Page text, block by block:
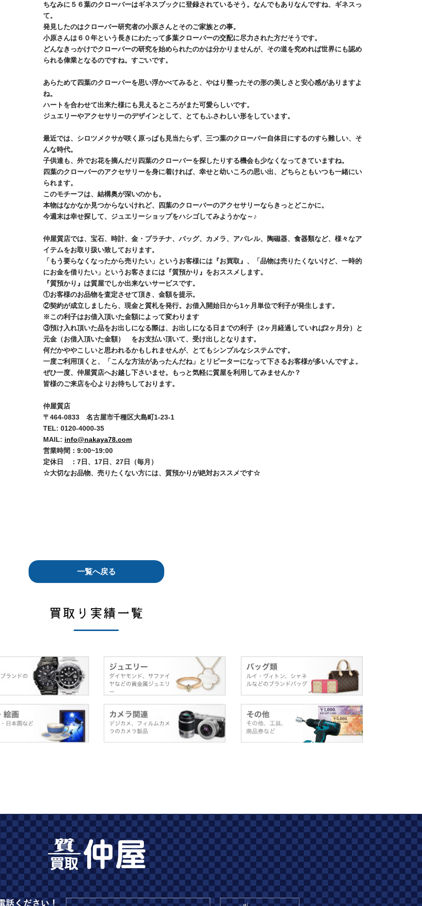
ちなみに５６葉のクローバーはギネスブックに登録されているそう。なんでもありなんですね、ギネスっ
て。
発見したのはクローバー研究者の小原さんとそのご家族との事。
小原さんは６０年という長きにわたって多葉クローバーの交配に尽力された方だそうです。
どんなきっかけでクローバーの研究を始められたのかは分かりませんが、その道を究めれば世界にも認め
られる偉業となるのですね。すごいです。
あらためて四葉のクローバーを思い浮かべてみると、やはり整ったその形の美しさと安心感がありますよ
ね。
ハートを合わせて出来た様にも見えるところがまた可愛らしいです。
ジュエリーやアクセサリーのデザインとして、とてもふさわしい形をしています。
最近では、シロツメクサが咲く原っぱも見当たらず、三つ葉のクローバー自体目にするのすら難しい、そ
んな時代。
子供達も、外でお花を摘んだり四葉のクローバーを探したりする機会も少なくなってきていますね。
四葉のクローバーのアクセサリーを身に着ければ、幸せと幼いころの思い出、どちらともいつも一緒にい
られます。
このモチーフは、結構奥が深いのかも。
本物はなかなか見つからないけれど、四葉のクローバーのアクセサリーならきっとどこかに。
今週末は幸せ探して、ジュエリーショップをハシゴしてみようかな～♪
仲屋質店では、宝石、時計、金・プラチナ、バッグ、カメラ、アパレル、陶磁器、食器類など、様々なア
イテムをお取り扱い致しております。
「もう要らなくなったから売りたい」というお客様には『お買取』、「品物は売りたくないけど、一時的
にお金を借りたい」というお客さまには『質預かり』をおススメします。
『質預かり』は質屋でしか出来ないサービスです。
①お客様のお品物を査定させて頂き、金額を提示。
②契約が成立しましたら、現金と質札を発行。お借入開始日から1ヶ月単位で利子が発生します。
※この利子はお借入頂いた金額によって変わります
③預け入れ頂いた品をお出しになる際は、お出しになる日までの利子（2ヶ月経過していれば2ヶ月分）と
元金（お借入頂いた金額） をお支払い頂いて、受け出しとなります。
何だかややこしいと思われるかもしれませんが、とてもシンプルなシステムです。
一度ご利用頂くと、「こんな方法があったんだね」とリピーターになって下さるお客様が多いんですよ。
ぜひ一度、仲屋質店へお越し下さいませ。もっと気軽に質屋を利用してみませんか？
皆様のご来店を心よりお待ちしております。
仲屋質店
〒464-0833 名古屋市千種区大島町1-23-1
TEL: 0120-4000-35
MAIL: info@nakaya78.com
営業時間：9:00~19:00
定休日 ：7日、17日、27日（毎月）
☆大切なお品物、売りたくない方には、質預かりが絶対おススメです☆
一覧へ戻る